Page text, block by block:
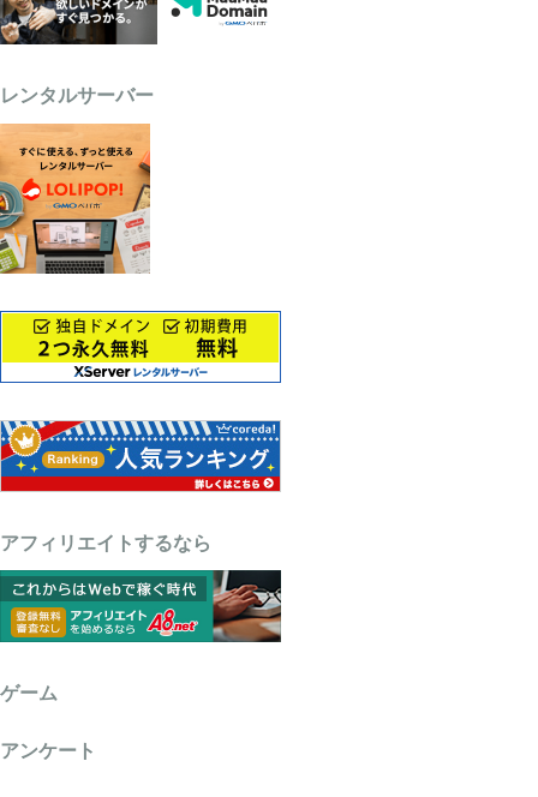
レンタルサーバー
アフィリエイトするなら
ゲーム
アンケート